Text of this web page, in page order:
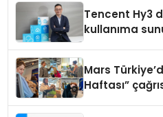
Tencent Hy3
kullanıma
Mars
Haftası”